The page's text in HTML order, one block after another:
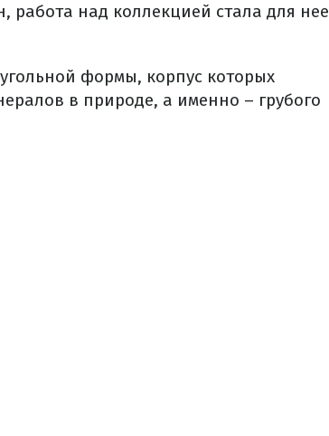
работа над коллекцией стала для нее
формы, корпус которых
в природе, а именно – грубого